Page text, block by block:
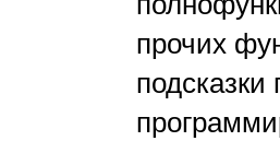
прочих